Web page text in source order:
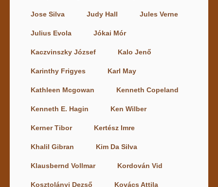
Jose Silva Judy Hall Jules Verne
Julius Evola Jókai Mór
Kaczvinszky József Kalo Jenő
Karinthy Frigyes Karl May
Kathleen Mcgowan Kenneth Copeland
Kenneth E. Hagin Ken Wilber
Kerner Tibor Kertész Imre
Khalil Gibran Kim Da Silva
Klausbernd Vollmar Kordován Vid
Kosztolányi Dezső Kovács Attila